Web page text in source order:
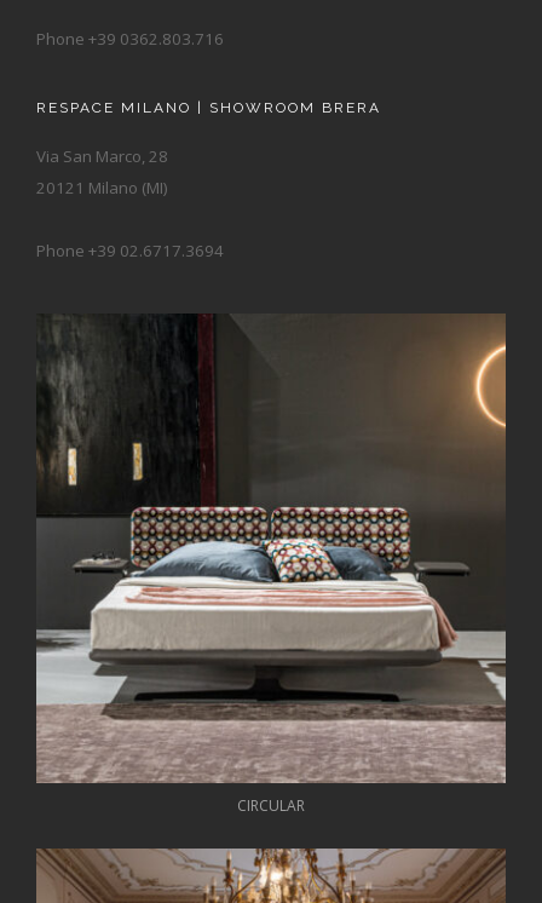
Phone +39 0362.803.716
RESPACE MILANO | SHOWROOM BRERA
Via San Marco, 28
20121 Milano (MI)
Phone +39 02.6717.3694
CIRCULAR